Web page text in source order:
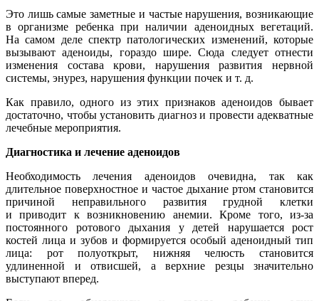
Это лишь самые заметные и частые нарушения, возникающие
в организме ребенка при наличии аденоидных вегетаций.
На самом деле спектр патологических изменений, которые
вызывают аденоиды, гораздо шире. Сюда следует отнести
изменения состава крови, нарушения развития нервной
системы, энурез, нарушения функции почек и т. д.
Как правило, одного из этих признаков аденоидов бывает
достаточно, чтобы установить диагноз и провести адекватные
лечебные мероприятия.
Диагностика и лечение аденоидов
Необходимость лечения аденоидов очевидна, так как
длительное поверхностное и частое дыхание ртом становится
причиной неправильного развития грудной клетки
и приводит к возникновению анемии. Кроме того, из-за
постоянного ротового дыхания у детей нарушается рост
костей лица и зубов и формируется особый аденоидный тип
лица: рот полуоткрыт, нижняя челюсть становится
удлиненной и отвисшей, а верхние резцы значительно
выступают вперед.